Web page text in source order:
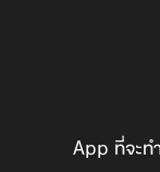
App ที่จะท